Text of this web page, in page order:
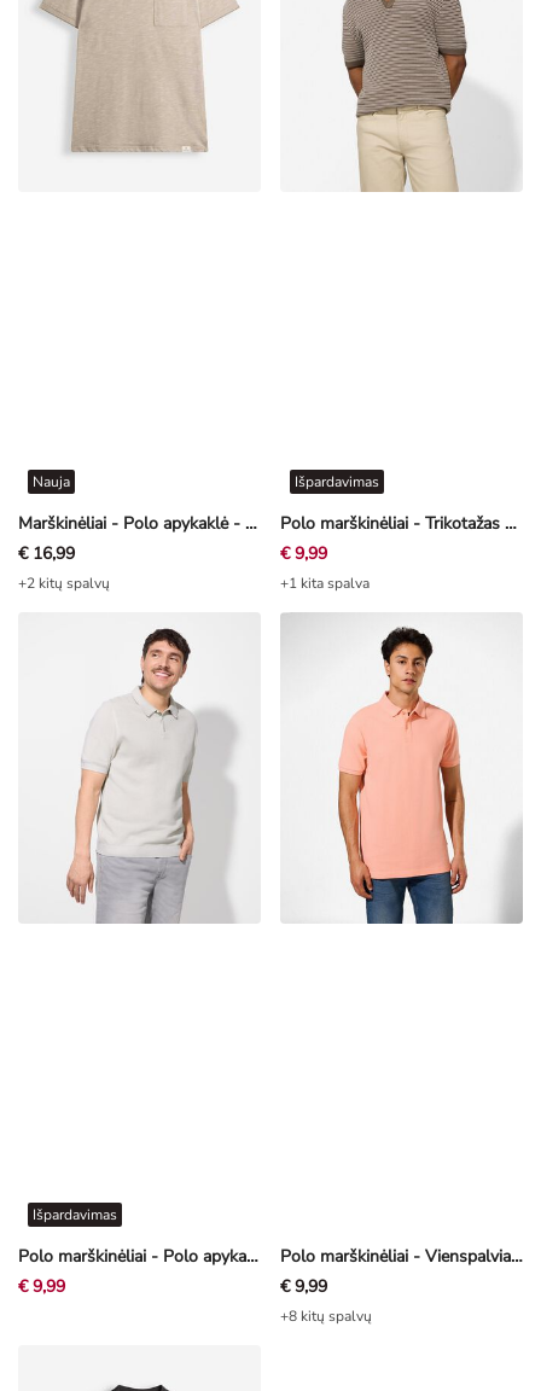
Marškinėliai - Polo apykaklė - pilkšvai rusva
Nauja
€ 16,99
+2 kitų spalvų
Polo marškinėliai - Trikotažas - rudas
Išpardavimas
€ 9,99
+1 kita spalva
Polo marškinėliai - Polo apykaklė - smėlinė
Išpardavimas
€ 9,99
Polo marškinėliai - Vienspalviai - oranžinė
€ 9,99
+8 kitų spalvų